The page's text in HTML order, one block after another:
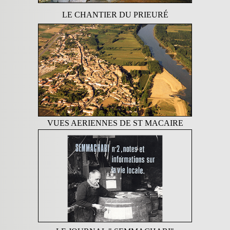
LE CHANTIER DU PRIEURÉ
VUES AERIENNES DE ST MACAIRE